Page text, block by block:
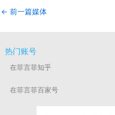
← 前一篇媒体
热门账号
在菲言菲知乎
在菲言菲百家号